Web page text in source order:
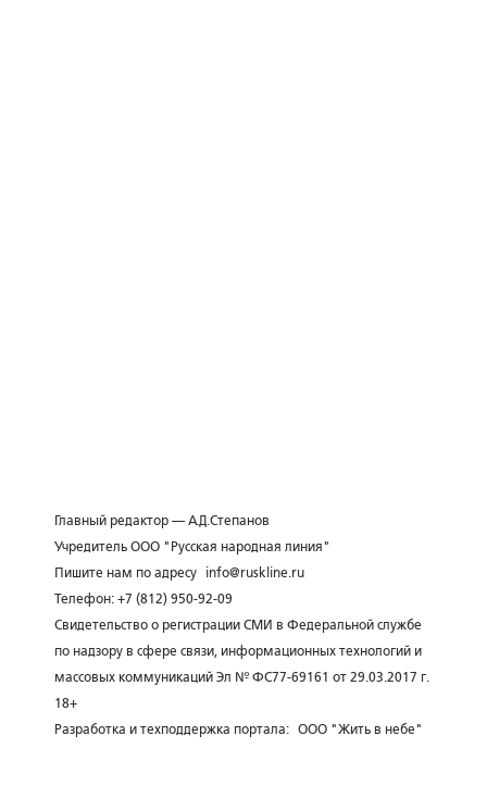
Главный редактор — А.Д.Степанов
Учредитель ООО "Русская народная линия"
Пишите нам по адресу
info@ruskline.ru
Телефон: +7 (812) 950-92-09
Свидетельство о регистрации СМИ в Федеральной службе
по надзору в сфере связи, информационных технологий и
массовых коммуникаций Эл № ФС77-69161 от 29.03.2017 г.
18+
Разработка и техподдержка портала: ООО "Жить в небе"